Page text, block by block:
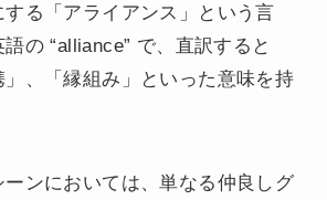
る「アライアンス」という言
の “alliance” で、直訳すると
」、「縁組み」といった意味を持
ンにおいては、単なる仲良しグ